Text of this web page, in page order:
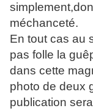
méchanceté.
En tout cas au
pas folle la
dans cette
photo de deux
publication